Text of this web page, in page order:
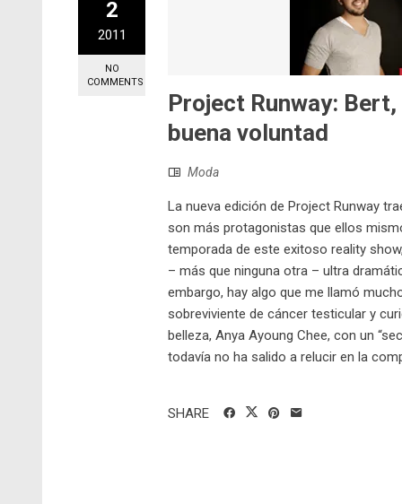
2
2011
NO
COMMENTS
Project Runway:
buena voluntad
Moda
La nueva edición de Project Runway
son más protagonistas que ellos
temporada de este exitoso reality
– más que ninguna otra – ultra
embargo, hay algo que me llamó
sobreviviente de cáncer testicular y
belleza, Anya Ayoung Chee, con un
todavía no ha salido a relucir en la
SHARE